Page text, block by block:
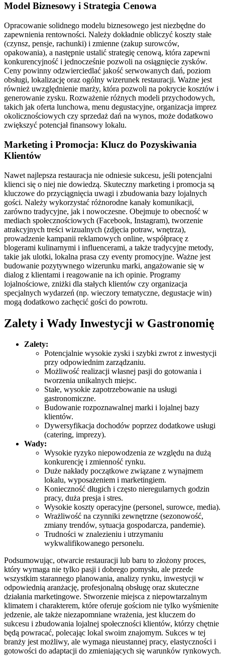
Model Biznesowy i Strategia Cenowa
Opracowanie solidnego modelu biznesowego jest niezbędne do
zapewnienia rentowności. Należy dokładnie obliczyć koszty stałe
(czynsz, pensje, rachunki) i zmienne (zakup surowców,
opakowania), a następnie ustalić strategię cenową, która zapewni
konkurencyjność i jednocześnie pozwoli na osiągnięcie zysków.
Ceny powinny odzwierciedlać jakość serwowanych dań, poziom
obsługi, lokalizację oraz ogólny wizerunek restauracji. Ważne jest
również uwzględnienie marży, która pozwoli na pokrycie kosztów i
generowanie zysku. Rozważenie różnych modeli przychodowych,
takich jak oferta lunchowa, menu degustacyjne, organizacja imprez
okolicznościowych czy sprzedaż dań na wynos, może dodatkowo
zwiększyć potencjał finansowy lokalu.
Marketing i Promocja: Klucz do Pozyskiwania
Klientów
Nawet najlepsza restauracja nie odniesie sukcesu, jeśli potencjalni
klienci się o niej nie dowiedzą. Skuteczny marketing i promocja są
kluczowe do przyciągnięcia uwagi i zbudowania bazy lojalnych
gości. Należy wykorzystać różnorodne kanały komunikacji,
zarówno tradycyjne, jak i nowoczesne. Obejmuje to obecność w
mediach społecznościowych (Facebook, Instagram), tworzenie
atrakcyjnych treści wizualnych (zdjęcia potraw, wnętrza),
prowadzenie kampanii reklamowych online, współpracę z
blogerami kulinarnymi i influencerami, a także tradycyjne metody,
takie jak ulotki, lokalna prasa czy eventy promocyjne. Ważne jest
budowanie pozytywnego wizerunku marki, angażowanie się w
dialog z klientami i reagowanie na ich opinie. Programy
lojalnościowe, zniżki dla stałych klientów czy organizacja
specjalnych wydarzeń (np. wieczory tematyczne, degustacje win)
mogą dodatkowo zachęcić gości do powrotu.
Zalety i Wady Inwestycji w Gastronomię
Zalety:
Potencjalnie wysokie zyski i szybki zwrot z inwestycji
przy odpowiednim zarządzaniu.
Możliwość realizacji własnej pasji do gotowania i
tworzenia unikalnych miejsc.
Stałe, wysokie zapotrzebowanie na usługi
gastronomiczne.
Budowanie rozpoznawalnej marki i lojalnej bazy
klientów.
Dywersyfikacja dochodów poprzez dodatkowe usługi
(catering, imprezy).
Wady:
Wysokie ryzyko niepowodzenia ze względu na dużą
konkurencję i zmienność rynku.
Duże nakłady początkowe związane z wynajmem
lokalu, wyposażeniem i marketingiem.
Konieczność długich i często nieregularnych godzin
pracy, duża presja i stres.
Wysokie koszty operacyjne (personel, surowce, media).
Wrażliwość na czynniki zewnętrzne (sezonowość,
zmiany trendów, sytuacja gospodarcza, pandemie).
Trudności w znalezieniu i utrzymaniu
wykwalifikowanego personelu.
Podsumowując, otwarcie restauracji lub baru to złożony proces,
który wymaga nie tylko pasji i dobrego pomysłu, ale przede
wszystkim starannego planowania, analizy rynku, inwestycji w
odpowiednią aranżację, profesjonalną obsługę oraz skuteczne
działania marketingowe. Stworzenie miejsca z niepowtarzalnym
klimatem i charakterem, które oferuje gościom nie tylko wyśmienite
jedzenie, ale także niezapomniane wrażenia, jest kluczem do
sukcesu i zbudowania lojalnej społeczności klientów, którzy chętnie
będą powracać, polecając lokal swoim znajomym. Sukces w tej
branży jest możliwy, ale wymaga nieustannej pracy, elastyczności i
gotowości do adaptacji do zmieniających się warunków rynkowych.